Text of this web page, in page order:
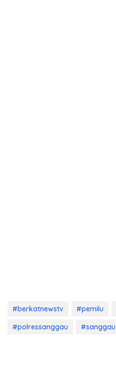
#berkatnewstv #pemilu
#polressanggau
#sanggau